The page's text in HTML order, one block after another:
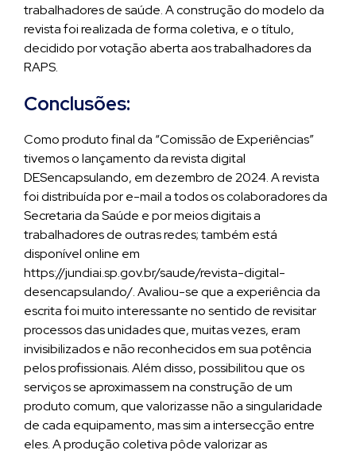
trabalhadores de saúde. A construção do modelo da
revista foi realizada de forma coletiva, e o título,
decidido por votação aberta aos trabalhadores da
RAPS.
Conclusões:
Como produto final da “Comissão de Experiências”
tivemos o lançamento da revista digital
DESencapsulando, em dezembro de 2024. A revista
foi distribuída por e-mail a todos os colaboradores da
Secretaria da Saúde e por meios digitais a
trabalhadores de outras redes; também está
disponível online em
https://jundiai.sp.gov.br/saude/revista-digital-
desencapsulando/. Avaliou-se que a experiência da
escrita foi muito interessante no sentido de revisitar
processos das unidades que, muitas vezes, eram
invisibilizados e não reconhecidos em sua potência
pelos profissionais. Além disso, possibilitou que os
serviços se aproximassem na construção de um
produto comum, que valorizasse não a singularidade
de cada equipamento, mas sim a intersecção entre
eles. A produção coletiva pôde valorizar as